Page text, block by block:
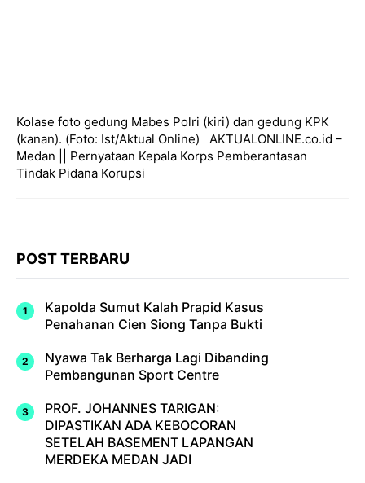
Kolase foto gedung Mabes Polri (kiri) dan gedung KPK
(kanan). (Foto: Ist/Aktual Online) AKTUALONLINE.co.id –
Medan || Pernyataan Kepala Korps Pemberantasan
Tindak Pidana Korupsi
POST TERBARU
Kapolda Sumut Kalah Prapid Kasus
Penahanan Cien Siong Tanpa Bukti
Nyawa Tak Berharga Lagi Dibanding
Pembangunan Sport Centre
PROF. JOHANNES TARIGAN:
DIPASTIKAN ADA KEBOCORAN
SETELAH BASEMENT LAPANGAN
MERDEKA MEDAN JADI